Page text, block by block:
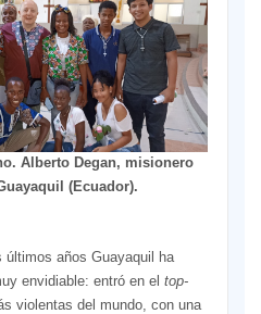
Alberto Degan, misionero
(Ecuador).
últimos años Guayaquil ha
envidiable: entró en el top-
violentas del mundo, con una